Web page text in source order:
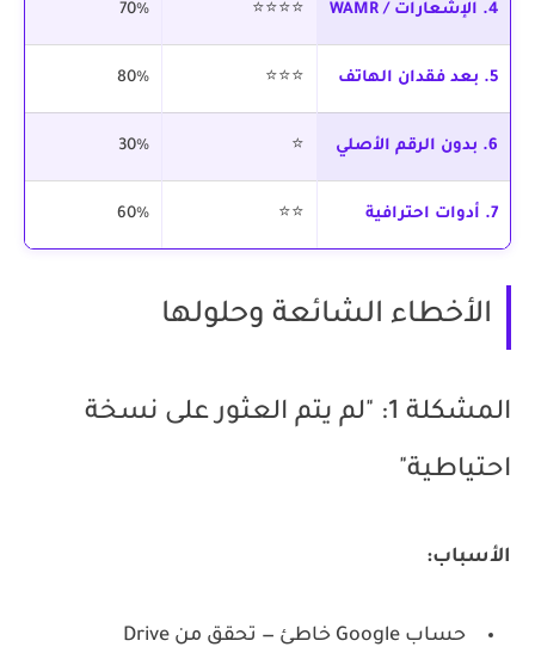
⭐⭐⭐⭐
70%
⭐⭐⭐
80%
30%
⭐⭐
60%
الأخطاء الشائعة وحلولها
المشكلة 1: "لم يتم العثور على نسخة
احتياطية"
الأسباب:
حساب Google خاطئ — تحقق من Drive